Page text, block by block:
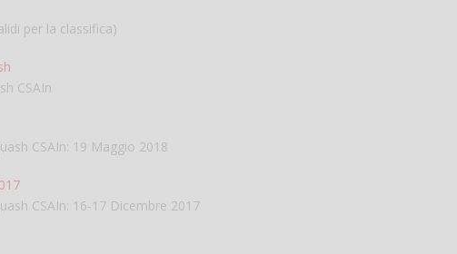
per la classifica)
CSAIn
19 Maggio 2018
16-17 Dicembre 2017